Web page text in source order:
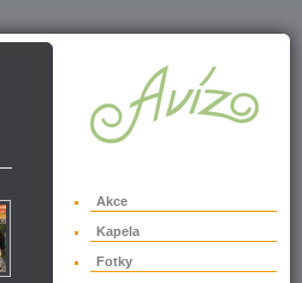
Akce
Kapela
Fotky